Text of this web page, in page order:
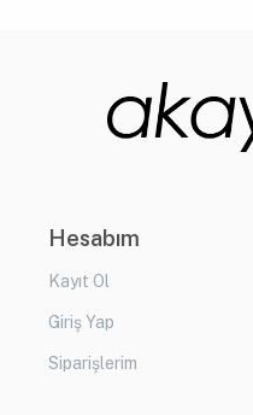
Hesabım
Kayıt Ol
Giriş Yap
Siparişlerim